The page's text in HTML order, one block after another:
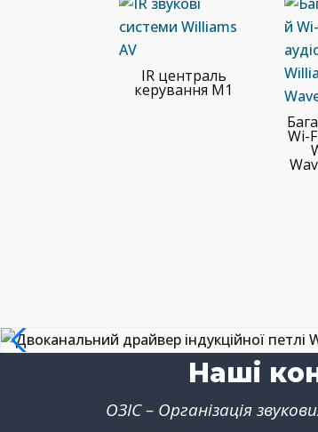
IR централь
керування M1
Wi-
Наші
ОЗІС – Організація